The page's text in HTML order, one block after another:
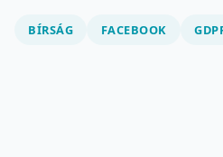
BÍRSÁG FACEBOOK